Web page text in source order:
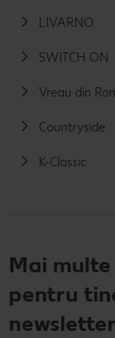
LIVARNO
SWITCH ON
Vreau din
Countryside
K-Classic
Mai
pentru